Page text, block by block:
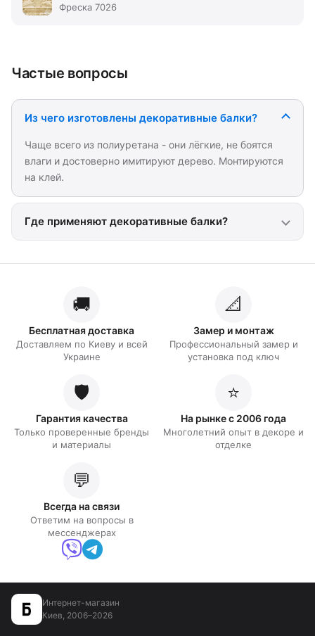
Фреска 7026
Частые вопросы
Из чего изготовлены декоративные балки?
Чаще всего из полиуретана - они лёгкие, не боятся
влаги и достоверно имитируют дерево. Монтируются
на клей.
Где применяют декоративные балки?
🚚
Бесплатная доставка
Доставляем по Киеву и всей
Украине
📐
Замер и монтаж
Профессиональный замер и
установка под ключ
🛡️
Гарантия качества
Только проверенные бренды
и материалы
⭐
На рынке с 2006 года
Многолетний опыт в декоре и
отделке
💬
Всегда на связи
Ответим на вопросы в
мессенджерах
Интернет-магазин
Киев, 2006–2026